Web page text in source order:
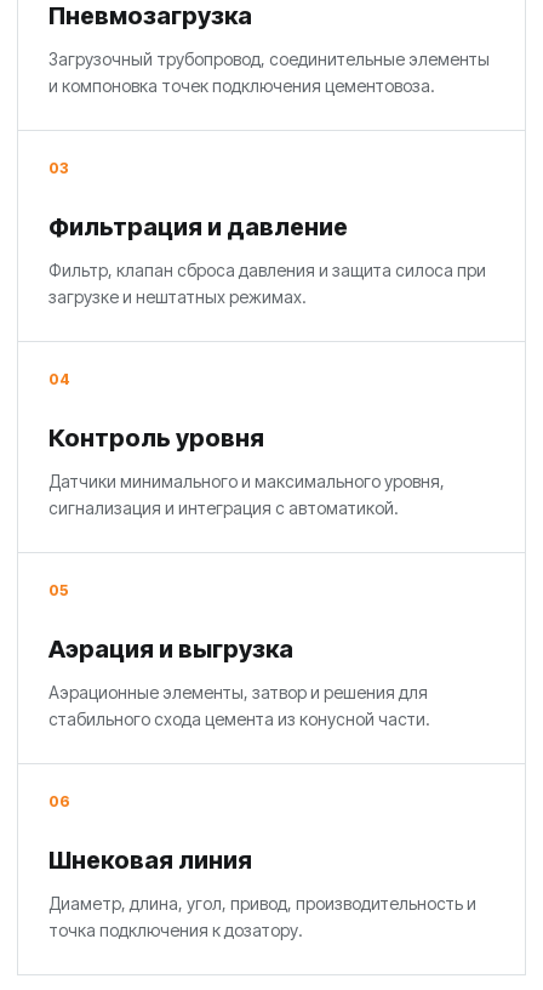
Пневмозагрузка
Загрузочный трубопровод, соединительные элементы
и компоновка точек подключения цементовоза.
03
Фильтрация и давление
Фильтр, клапан сброса давления и защита силоса при
загрузке и нештатных режимах.
04
Контроль уровня
Датчики минимального и максимального уровня,
сигнализация и интеграция с автоматикой.
05
Аэрация и выгрузка
Аэрационные элементы, затвор и решения для
стабильного схода цемента из конусной части.
06
Шнековая линия
Диаметр, длина, угол, привод, производительность и
точка подключения к дозатору.